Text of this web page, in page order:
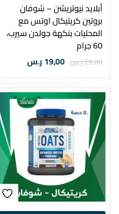
أبلايد نيوتريشن – شوفان
بروتين كريتيكال اوتس مع
المحليات بنكهة جولدن سيرب،
60 جرام
29,00ر.س 19,00ر.س